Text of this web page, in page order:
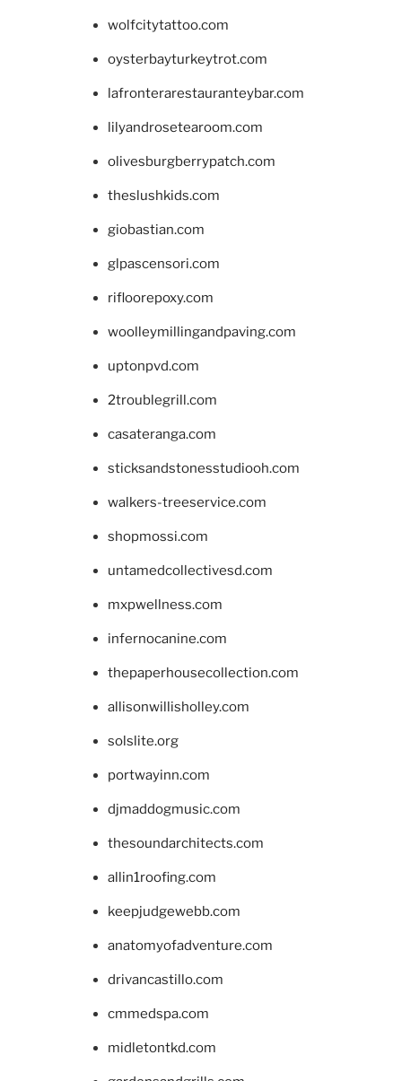
wolfcitytattoo.com
oysterbayturkeytrot.com
lafronterarestauranteybar.com
lilyandrosetearoom.com
olivesburgberrypatch.com
theslushkids.com
giobastian.com
glpascensori.com
rifloorepoxy.com
woolleymillingandpaving.com
uptonpvd.com
2troublegrill.com
casateranga.com
sticksandstonesstudiooh.com
walkers-treeservice.com
shopmossi.com
untamedcollectivesd.com
mxpwellness.com
infernocanine.com
thepaperhousecollection.com
allisonwillisholley.com
solslite.org
portwayinn.com
djmaddogmusic.com
thesoundarchitects.com
allin1roofing.com
keepjudgewebb.com
anatomyofadventure.com
drivancastillo.com
cmmedspa.com
midletontkd.com